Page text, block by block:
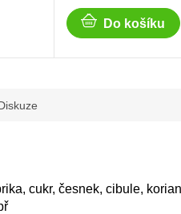
Do košíku
cukr, česnek, cibule,